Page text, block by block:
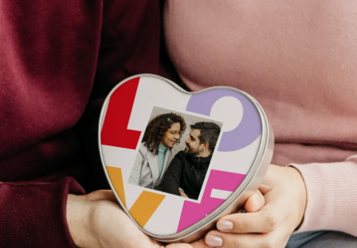
4,7 (baseret på +15.000 anmeldelser)
Vores gaver inspirerer. Kunderne giver os 4,7 på Google
Reviews.
Gratis kort med hilsen
Lav noget særligt i blot få trin – med hendes navn, et
billede af dig eller en besked, der går lige i hendes hjerte.
Intet besvær men udelukkende en masse kærlighed i
øjeblikket.